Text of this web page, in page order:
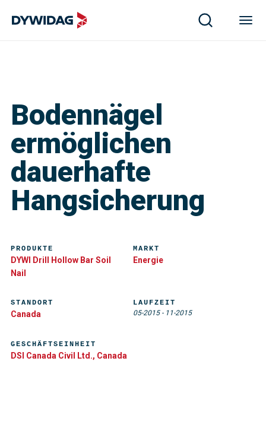
Bodennägel
ermöglichen
dauerhafte
Hangsicherung
PRODUKTE
DYWI Drill Hollow Bar Soil
Nail
MARKT
Energie
GESCHÄFTSEINHEIT
DSI Canada Civil Ltd., Canada
STANDORT
Canada
LAUFZEIT
05-2015- 11-2015